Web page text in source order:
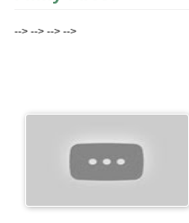
--> --> --> -->